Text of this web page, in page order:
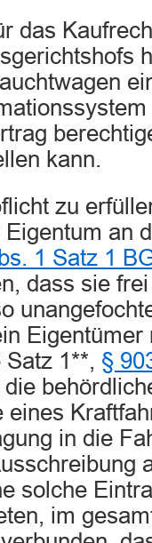
das
kann.
zu
an
1 Satz 1
dass sie
Eigentümer
1**, §
die
eines
in die
solche
im